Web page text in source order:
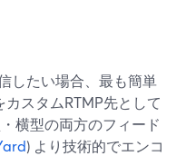
したい場合、最も簡単
スタムRTMP先として
横型の両方のフィード
) より技術的でエンコ